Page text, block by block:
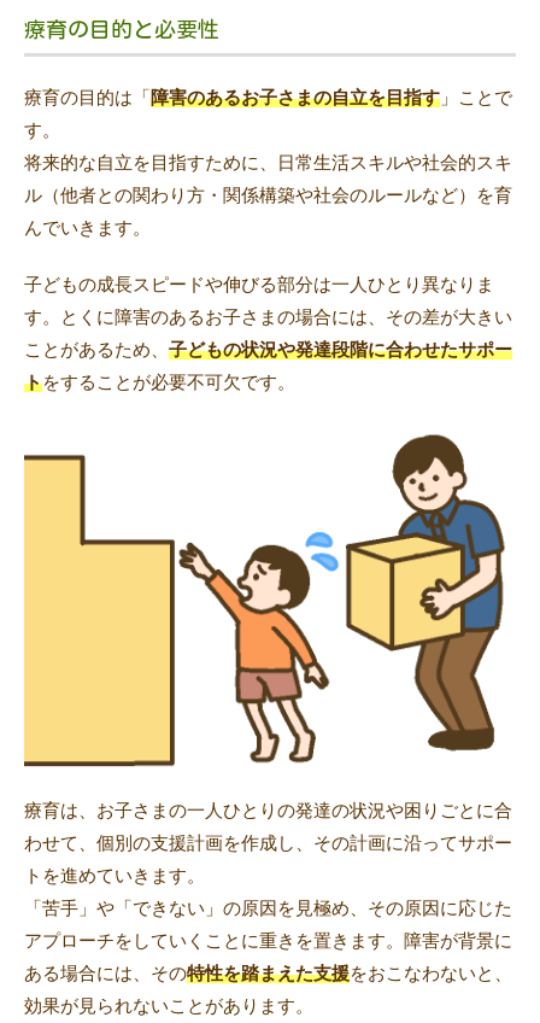
療育の目的と必要性
療育の目的は「障害のあるお子さまの自立を目指す 」ことで
す。
将来的な自立を目指すために、日常生活スキルや社会的スキ
ル（他者との関わり方・関係構築や社会のルールなど）を育
んでいきます。
子どもの成長スピードや伸びる部分は一人ひとり異なりま
す。とくに障害のあるお子さまの場合には、その差が大きい
ことがあるため、 子どもの状況や発達段階に合わせたサポー
トをすることが必要不可欠です。
療育は、お子さまの一人ひとりの発達の状況や困りごとに合
わせて、個別の支援計画を作成し、その計画に沿ってサポー
トを進めていきます。
「苦手」や「できない」の原因を見極め、その原因に応じた
アプローチをしていくことに重きを置きます。障害が背景に
ある場合には、その特性を踏まえた支援をおこなわないと、
効果が見られないことがあります。